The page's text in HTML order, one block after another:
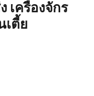
เครื่องจักร
เตี้ย